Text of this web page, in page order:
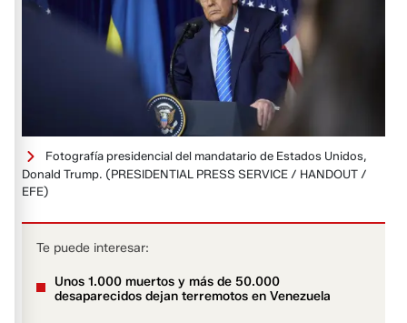
Fotografía presidencial del mandatario de Estados Unidos,
Donald Trump. (PRESIDENTIAL PRESS SERVICE / HANDOUT /
EFE)
Te puede interesar:
Unos 1.000 muertos y más de 50.000
desaparecidos dejan terremotos en Venezuela